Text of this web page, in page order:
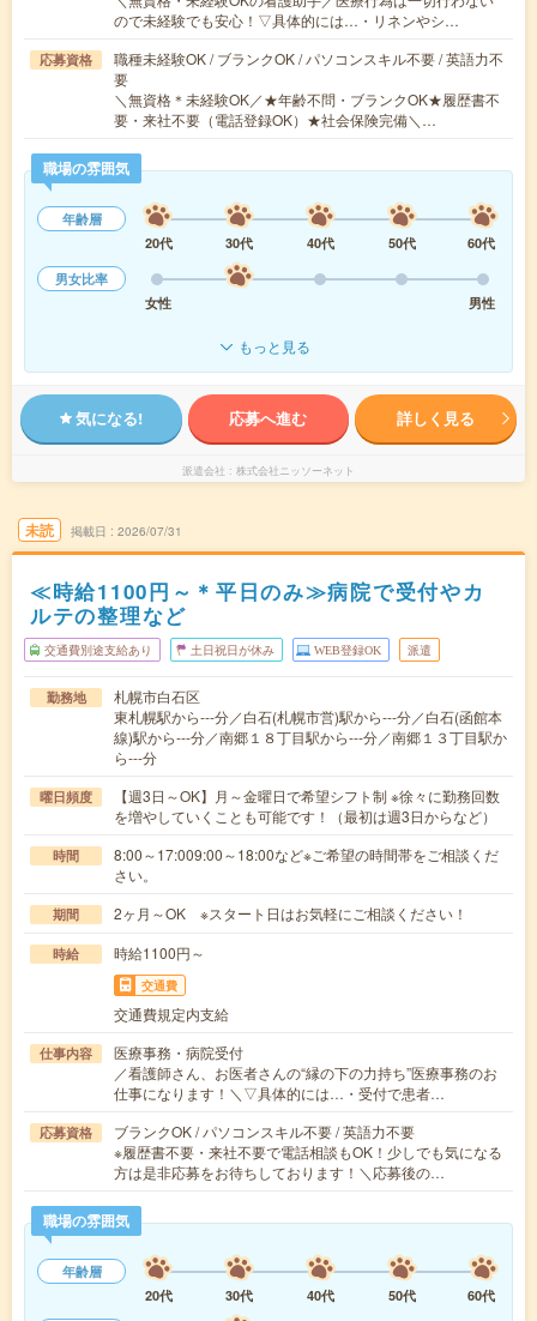
ので未経験でも安心！▽具体的には…・リネンやシ…
応募資格
職種未経験OK / ブランクOK / パソコンスキル不要 / 英語力不
要
＼無資格＊未経験OK／★年齢不問・ブランクOK★履歴書不
要・来社不要（電話登録OK）★社会保険完備＼…
職場の雰囲気
年齢層
20代
30代 40代 50代
60代
男女比率
女性
男性
もっと見る
気になる! 応募へ進む 詳しく見る
派遣会社 株式会社ニッソーネット
未読 掲載日 2026/07/31
≪時給1100円～＊平日のみ≫病院で受付やカ
ルテの整理など
交通費別途支給あり 土日祝日が休み WEB登録OK 派遣
勤務地
札幌市白石区
東札幌駅から---分／白石(札幌市営)駅から---分／白石(函館本
線)駅から---分／南郷１８丁目駅から---分／南郷１３丁目駅か
ら---分
曜日頻度
【週3日～OK】月～金曜日で希望シフト制 ※徐々に勤務回数
を増やしていくことも可能です！（最初は週3日からなど）
時間
8:00～17:009:00～18:00など※ご希望の時間帯をご相談くだ
さい。
期間 2ヶ月～OK ※スタート日はお気軽にご相談ください！
時給 時給1100円～
交通費
交通費規定内支給
仕事内容
医療事務・病院受付
／看護師さん、お医者さんの“縁の下の力持ち”医療事務のお
仕事になります！＼▽具体的には…・受付で患者…
応募資格
ブランクOK / パソコンスキル不要 / 英語力不要
※履歴書不要・来社不要で電話相談もOK！少しでも気になる
方は是非応募をお待ちしております！＼応募後の…
職場の雰囲気
年齢層
20代
30代 40代 50代
60代